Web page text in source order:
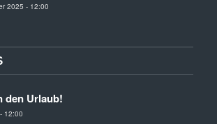
2025 - 12:00
den Urlaub!
12:00